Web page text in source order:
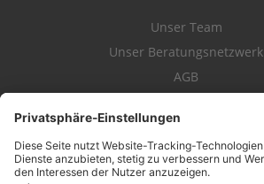
Unser Team
Unser Beratungsnetzwerk
AGB
Datenschutz
Impressum
Kontakt